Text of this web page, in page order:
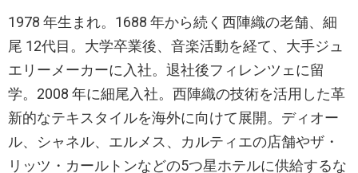
1978 年生まれ。1688 年から続く西陣織の老舗、細
尾 12代目。大学卒業後、音楽活動を経て、大手ジュ
エリーメーカーに入社。退社後フィレンツェに留
学。2008 年に細尾入社。西陣織の技術を活用した革
新的なテキスタイルを海外に向けて展開。ディオー
ル、シャネル、エルメス、カルティエの店舗やザ・
リッツ・カールトンなどの5つ星ホテルに供給するな